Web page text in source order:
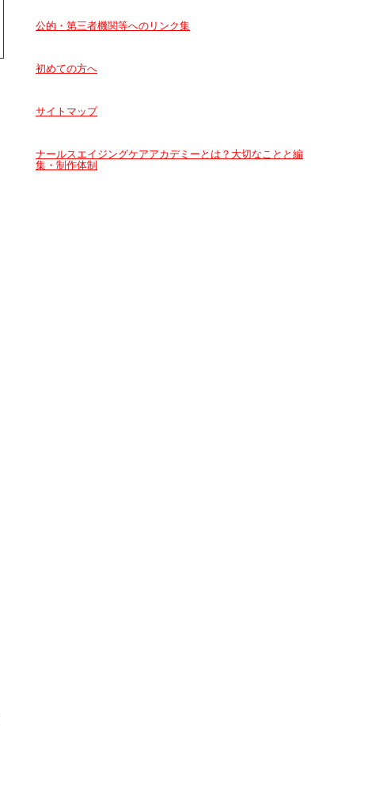
公的・第三者機関等へのリンク集
初めての方へ
サイトマップ
ナールスエイジングケアアカデミーとは？大切なことと編
集・制作体制